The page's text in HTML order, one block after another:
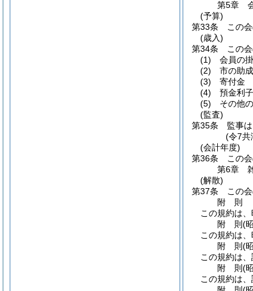
第5章
(予算)
第33条
この
(歳入)
第34条
この
(1)
会員の
(2)
市の助
(3)
寄付金
(4)
預金利子
(5)
その他
(監査)
第35条
監事
(令7共
(会計年度)
第36条
この
第6章
(解散)
第37条
この
附 則
この規約は
附 則(
この規約は
附 則(
この規約は、
附 則(
この規約は、